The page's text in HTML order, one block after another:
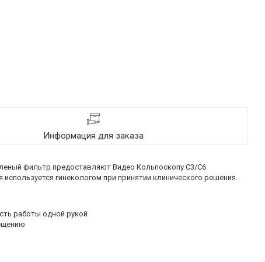
Информация для заказа
фильтр предоставляют Видео Кольпоскопу C3/C6
гинекологом при принятии клинического решения.
работы одной рукой